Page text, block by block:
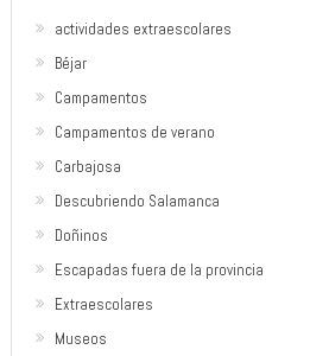
actividades extraescolares
Béjar
Campamentos
Campamentos de verano
Carbajosa
Descubriendo Salamanca
Doñinos
Escapadas fuera de la provincia
Extraescolares
Museos